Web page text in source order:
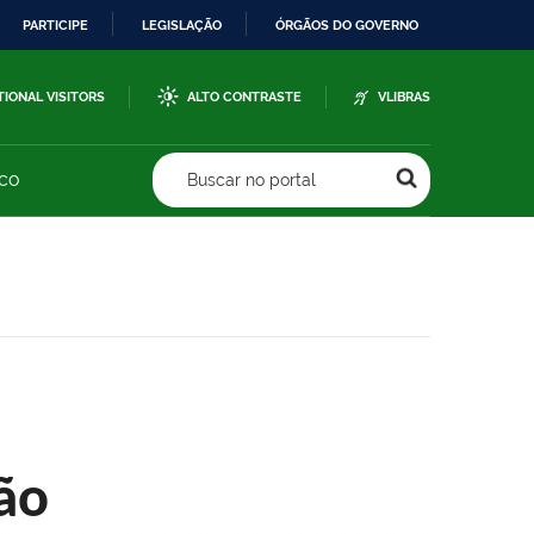
PARTICIPE LEGISLAÇÃO ÓRGÃOS DO GOVERNO
VISITORS ALTO CONTRASTE VLIBRAS
Buscar no portal